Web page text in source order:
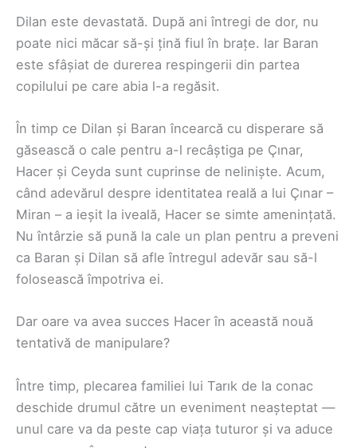
Dilan este devastată. După ani întregi de dor, nu
poate nici măcar să-și țină fiul în brațe. Iar Baran
este sfâșiat de durerea respingerii din partea
copilului pe care abia l-a regăsit.
În timp ce Dilan și Baran încearcă cu disperare să
găsească o cale pentru a-l recâștiga pe Çınar,
Hacer și Ceyda sunt cuprinse de neliniște. Acum,
când adevărul despre identitatea reală a lui Çınar –
Miran – a ieșit la iveală, Hacer se simte amenințată.
Nu întârzie să pună la cale un plan pentru a preveni
ca Baran și Dilan să afle întregul adevăr sau să-l
folosească împotriva ei.
Dar oare va avea succes Hacer în această nouă
tentativă de manipulare?
Între timp, plecarea familiei lui Tarık de la conac
deschide drumul către un eveniment neașteptat —
unul care va da peste cap viața tuturor și va aduce